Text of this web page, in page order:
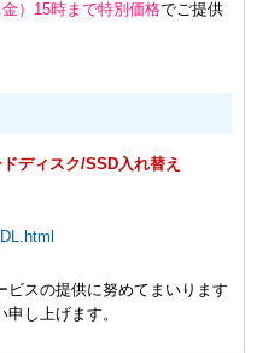
）15時まで特別価格でご提供
ディスク/SSD入れ替え
ビスの提供に努めてまいります
し上げます。